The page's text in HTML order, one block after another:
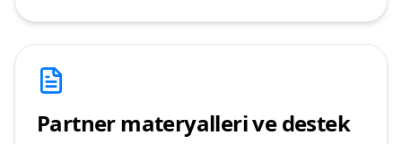
Partner materyalleri ve destek